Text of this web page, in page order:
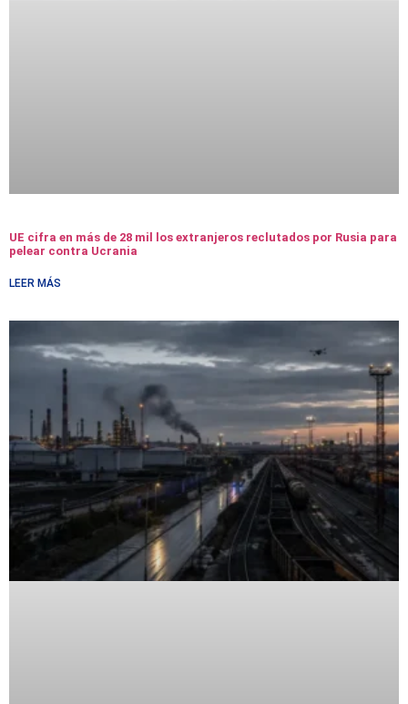
UE cifra en más de 28 mil los extranjeros reclutados por Rusia para
pelear contra Ucrania
LEER MÁS